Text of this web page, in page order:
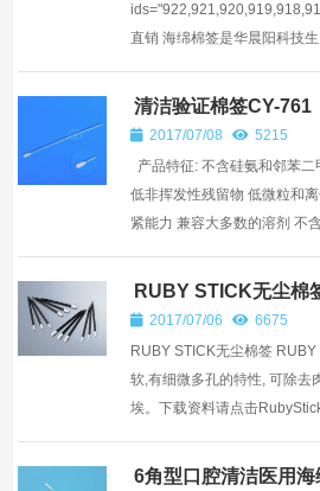
直销 海绵棉签是华晨阳科技
不同的擦拭需求。 比...
清洁验证棉签CY-761
2017/07/08
5215
产品特征: 不含硅氨和邻苯二
低非挥发性残留物 低微粒和
紧能力 兼容大多数的溶剂 不
RUBY STICK无尘棉
2017/07/06
6675
RUBY STICK无尘棉签
软,有细微多孔的特性, 可除去
埃。下载资料请点击
强的吸着...
6角型口腔清洁医用海